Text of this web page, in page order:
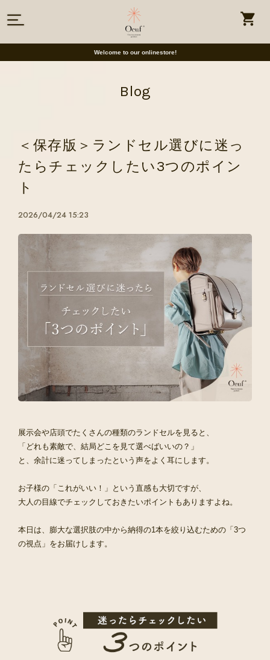
Welcome to our onlinestore!
Blog
＜保存版＞ランドセル選びに迷っ
たらチェックしたい3つのポイン
ト
2026/04/24 15:23
展示会や店頭でたくさんの種類のランドセルを見ると、
「どれも素敵で、結局どこを見て選べばいいの？」
と、余計に迷ってしまったという声をよく耳にします。
お子様の「これがいい！」という直感も大切ですが、
大人の目線でチェックしておきたいポイントもありますよね。
本日は、膨大な選択肢の中から納得の1本を絞り込むための「3つ
の視点」をお届けします。